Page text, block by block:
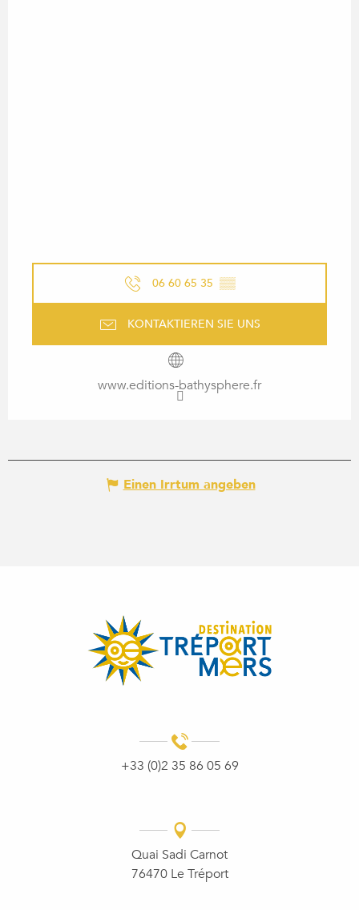
06 60 65 35 ▒▒
KONTAKTIEREN SIE UNS
www.editions-bathysphere.fr
Einen Irrtum angeben
+33 (0)2 35 86 05 69
Quai Sadi Carnot
76470 Le Tréport